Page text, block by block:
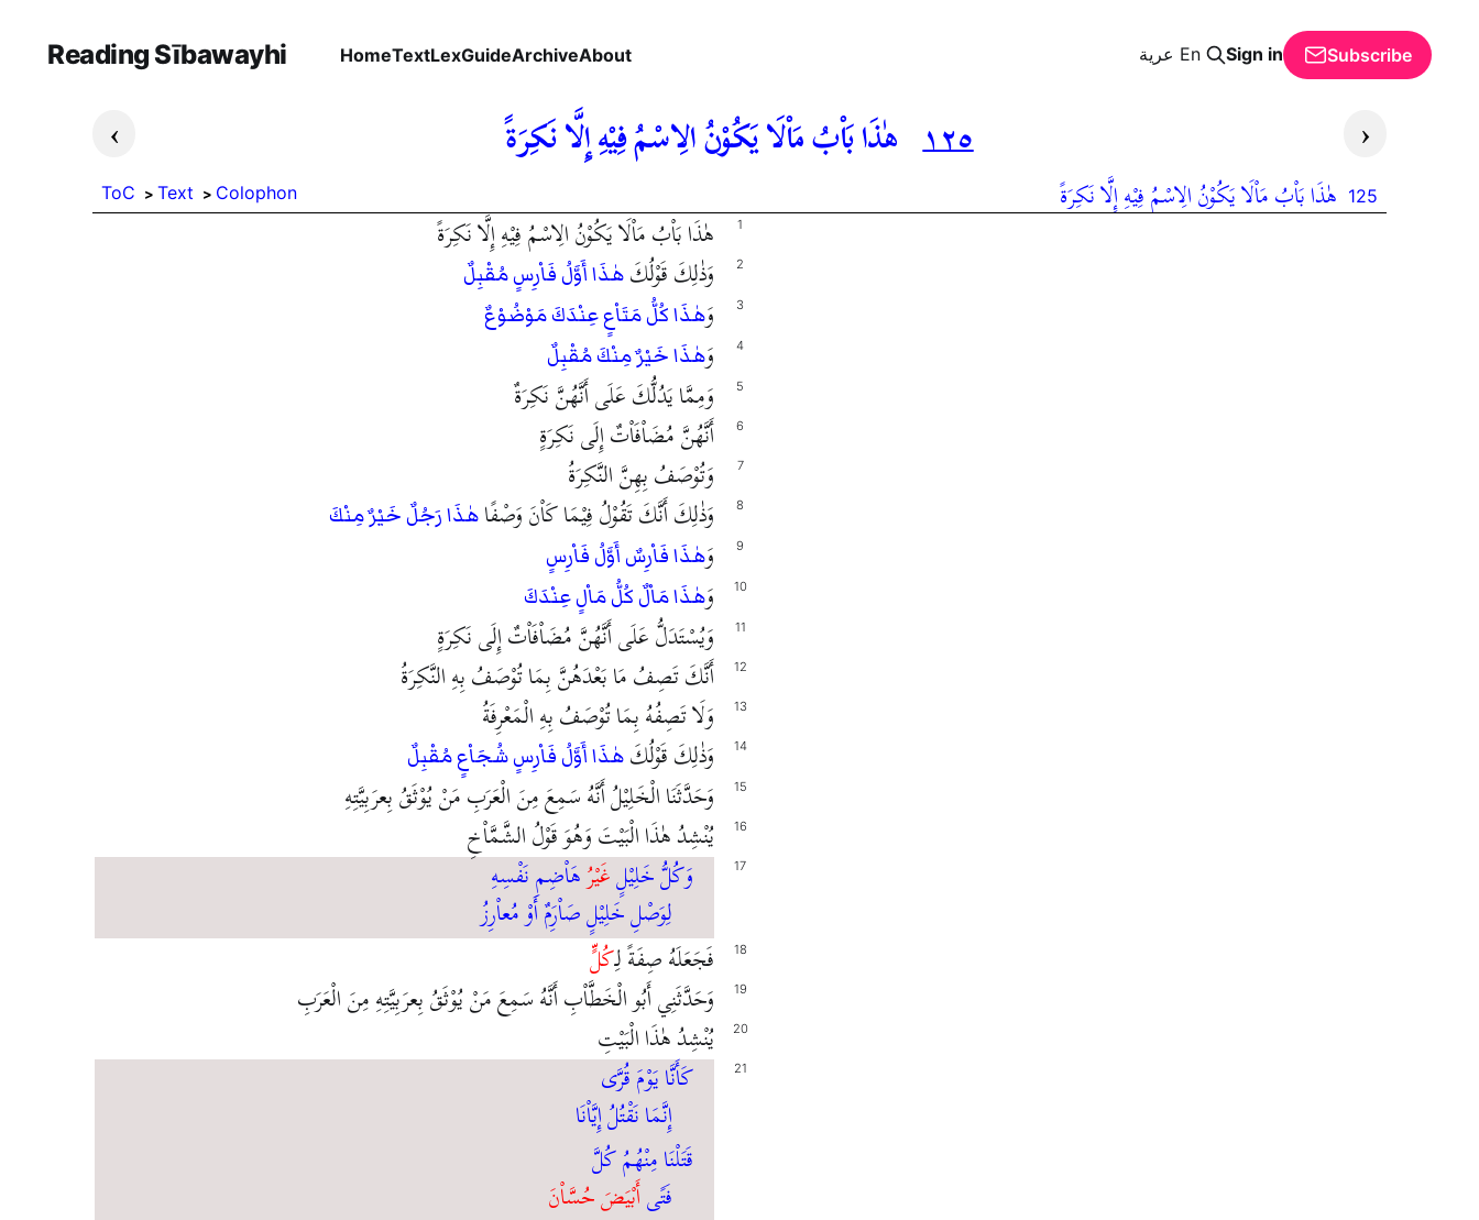
Reading Sībawayhi HomeTextLexGuideArchiveAbout عرية En Sign in Subscribe
› ‹ ١٢٥ هٰذَا بَاْبُ مَاْلَا يَكُوْنُ الِاسْمُ فِيْهِ إِلَّا نَكِرَةً
ToC Text Colophon 125 هٰذَا بَاْبُ مَاْلَا يَكُوْنُ الِاسْمُ فِيْهِ إِلَّا نَكِرَةً
هٰذَا بَاْبُ مَاْلَا يَكُوْنُ الِاسْمُ فِيْهِ إِلَّا نَكِرَةً
1
وَذٰلِكَ قَوْلُكَ هٰذَا أَوَّلُ فَاْرِسٍ مُقْبِلٌ 2
وَهٰذَا كُلُّ مَتَاْعٍ عِنْدَكَ مَوْضُوْعٌ 3
وَهٰذَا خَيْرٌ مِنْكَ مُقْبِلٌ 4
وَمِمَّا يَدُلُّكَ عَلَى أَنَّهُنَّ نَكِرَةٌ 5
أَنَّهُنَّ مُضَاْفَاْتٌ إِلَى نَكِرَةٍ 6
وَتُوْصَفُ بِهِنَّ النَّكِرَةُ 7
وَذٰلِكَ أَنَّكَ تَقُوْلُ فِيْمَا كَاْنَ وَصْفًا هٰذَا رَجُلٌ خَيْرٌ مِنْكَ 8
وَهٰذَا فَاْرِسٌ أَوَّلُ فَاْرِسٍ 9
وَهٰذَا مَاْلٌ كُلُّ مَاْلٍ عِنْدَكَ 10
وَيُسْتَدَلُّ عَلَى أَنَّهُنَّ مُضَاْفَاْتٌ إِلَى نَكِرَةٍ 11
أَنَّكَ تَصِفُ مَا بَعْدَهُنَّ بِمَا تُوْصَفُ بِهِ النَّكِرَةُ 12
وَلَا تَصِفُهُ بِمَا تُوْصَفُ بِهِ الْمَعْرِفَةُ 13
وَذٰلِكَ قَوْلُكَ هٰذَا أَوَّلُ فَاْرِسٍ شُجَاْعٍ مُقْبِلٌ 14
وَحَدَّثَنَا الْخَلِيْلُ أَنَّهُ سَمِعَ مِنَ الْعَرَبِ مَنْ يُوْثَقُ بِعرَبِيَّتِهِ 15
يُنْشِدُ هٰذَا الْبَيْتَ وَهُوَ قَوْلُ الشَّمَّاْخِ 16
وَكُلُّ خَلِيْلٍغَيْرُهَاْضِمِ نَفْسِهِ
لِوَصْلِ خَلِيْلٍ صَاْرَِمٌ أَوْ مُعاْرِزُ
17
فَجَعَلَهُ صِفَةً لِـكُلٍّ 18
وَحَدَّثَنِي أَبُو الْخَطَّاْبِ أَنَّهُ سَمِعَ مَنْ يُوْثَقُ بِعرَبِيَّتِهِ مِنَ الْعَرَبِ 19
يُنْشِدُ هٰذَا الْبَيْتِ 20
كَأَنَّا يَوْمَ قُرَّى
إِنَّمَا نَقْتُلُ إِيَّاْنَا
قَتَلْنَا مِنْهُمُ كُلَّ
فَتًىأَبْيَضَ حُسَّاْنَ
21